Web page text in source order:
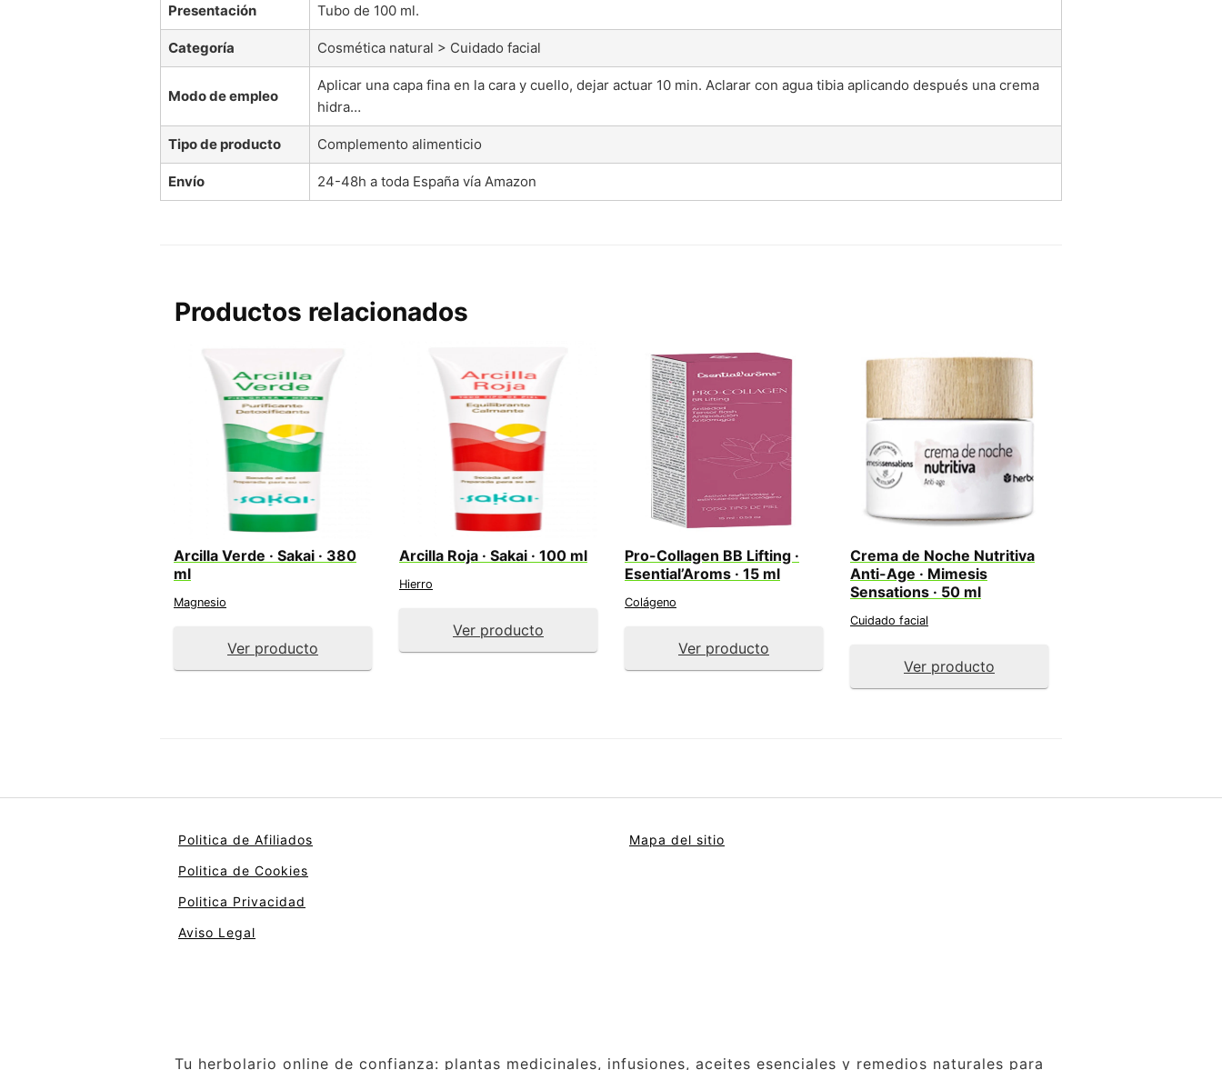
Presentación Tubo de 100 ml.
Categoría Cosmética natural > Cuidado facial
Modo de empleo
Aplicar una capa fina en la cara y cuello, dejar actuar 10 min. Aclarar con agua tibia aplicando después una crema
hidra…
Tipo de producto Complemento alimenticio
Envío 24-48h a toda España vía Amazon
Productos relacionados
Arcilla Verde · Sakai · 380
ml
Magnesio
Ver producto
Arcilla Roja · Sakai · 100 ml
Hierro
Ver producto
Pro-Collagen BB Lifting ·
Esential’Aroms · 15 ml
Colágeno
Ver producto
Crema de Noche Nutritiva
Anti-Age · Mimesis
Sensations · 50 ml
Cuidado facial
Ver producto
Politica de Afiliados
Politica de Cookies
Politica Privacidad
Aviso Legal
Mapa del sitio
Tu herbolario online de confianza: plantas medicinales, infusiones, aceites esenciales y remedios naturales para